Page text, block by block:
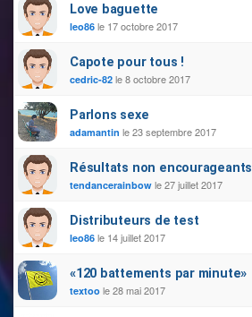
Love baguette
leo86 le 17 octobre 2017
Сароtе pour tous !
cedric-82 le 8 octobre 2017
Parlons sехе
adamantin le 23 septembre 2017
Résultats non encourageants
tendancerainbow le 27 juillet 2017
Distributeurs de test
leo86 le 14 juillet 2017
«120 battements par minute»
textoo le 28 mai 2017